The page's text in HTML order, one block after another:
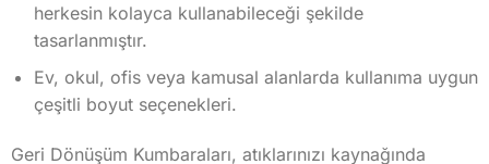
herkesin kolayca kullanabileceği şekilde
tasarlanmıştır.
Ev, okul, ofis veya kamusal alanlarda kullanıma uygun
çeşitli boyut seçenekleri.
Geri Dönüşüm Kumbaraları, atıklarınızı kaynağında